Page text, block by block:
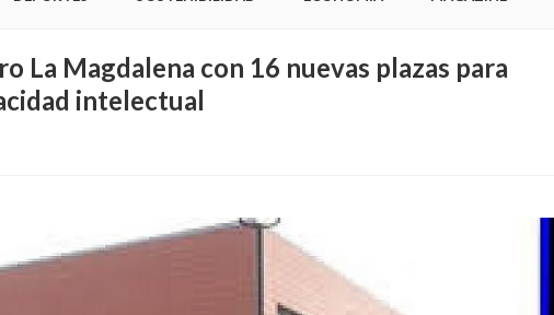
La Magdalena con 16 nuevas plazas para
intelectual